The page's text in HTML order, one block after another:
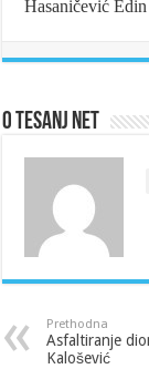
Hasaničević Edin
O Tesanj Net
Prethodna
Asfaltiranje
Kalošević